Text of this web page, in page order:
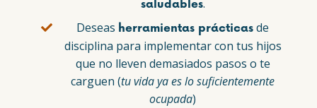
saludables.
Deseas herramientas prácticas de
disciplina para implementar con tus hijos
que no lleven demasiados pasos o te
carguen (tu vida ya es lo suficientemente
ocupada)